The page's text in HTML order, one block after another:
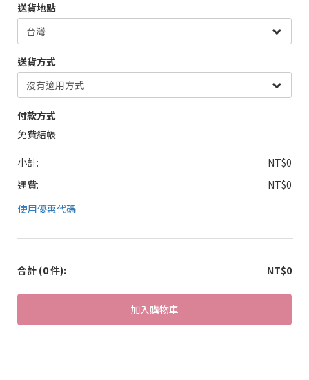
送貨地點
送貨方式
付款方式
免費結帳
小計:
NT$0
運費:
NT$0
使用優惠代碼
合計 (0 件): NT$0
加入購物車